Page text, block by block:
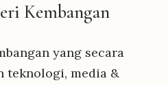
Kembangan
yang secara
teknologi, media &